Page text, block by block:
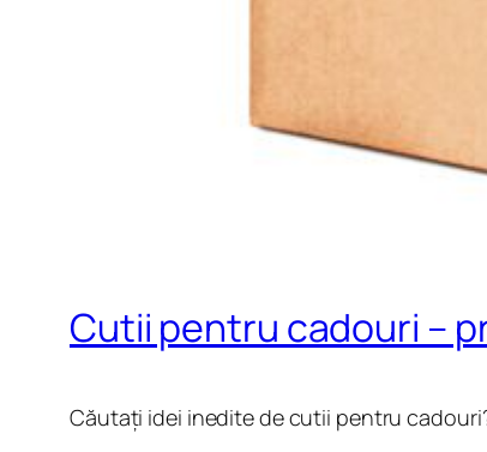
Cutii pentru cadouri –
Căutaţi idei inedite de cutii pentru